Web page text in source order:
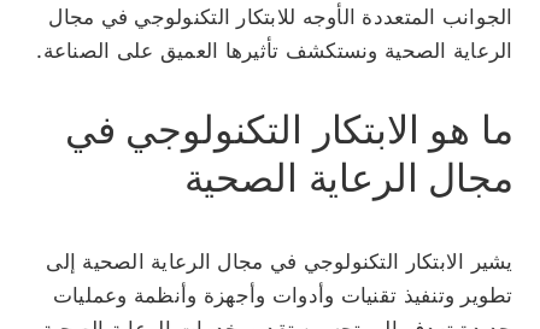
الجوانب المتعددة الأوجه للابتكار التكنولوجي في مجال
الرعاية الصحية ونستكشف تأثيرها العميق على الصناعة.
ما هو الابتكار التكنولوجي في
مجال الرعاية الصحية
يشير الابتكار التكنولوجي في مجال الرعاية الصحية إلى
تطوير وتنفيذ تقنيات وأدوات وأجهزة وأنظمة وعمليات